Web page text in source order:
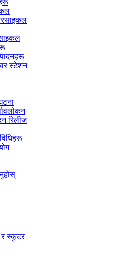
स्टेशन
रिलीज
स्कुटर